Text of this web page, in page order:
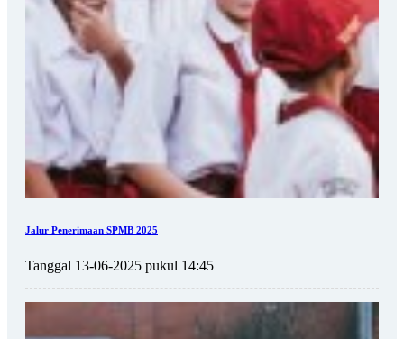
Jalur Penerimaan SPMB 2025
Tanggal 13-06-2025 pukul 14:45